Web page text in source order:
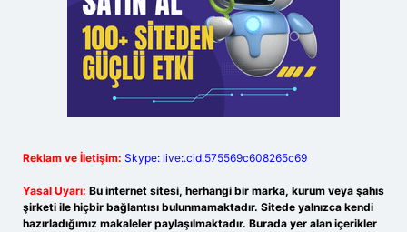
Reklam ve İletişim: Skype: live:.cid.575569c608265c69
Yasal Uyarı: Bu internet sitesi, herhangi bir marka, kurum veya şahıs
şirketi ile hiçbir bağlantısı bulunmamaktadır. Sitede yalnızca kendi
hazırladığımız makaleler paylaşılmaktadır. Burada yer alan içerikler